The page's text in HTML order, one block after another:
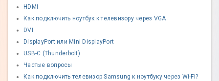
HDMI
Как подключить ноутбук к телевизору через VGA
DVI
DisplayPort или Mini DisplayPort
USB-C (Thunderbolt)
Частые вопросы
Как подключить телевизор Samsung к ноутбуку через Wi-Fi?